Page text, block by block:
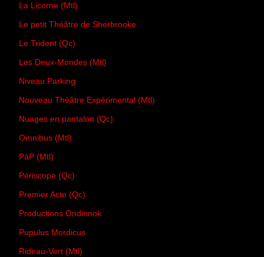
La Licorne (Mtl)
Le petit Théâtre de Sherbrooke
Le Trident (Qc)
Les Deux-Mondes (Mtl)
Niveau Parking
Nouveau Théâtre Expérimental (Mtl)
Nuages en pantalon (Qc)
Omnibus (Mtl)
PàP (Mtl)
Périscope (Qc)
Premier Acte (Qc)
Productions Ondinnok
Pupulus Mordicus
Rideau-Vert (Mtl)